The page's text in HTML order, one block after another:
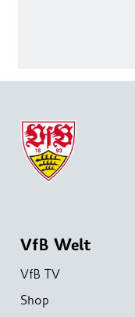
VfB Welt
VfB TV
Shop